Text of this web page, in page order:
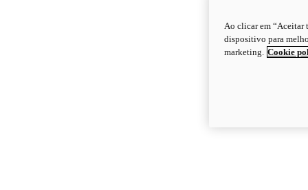
Ao clicar em “Aceitar
dispositivo para
marketing. Cookie